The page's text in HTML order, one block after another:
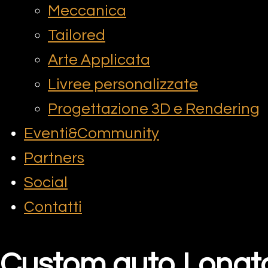
Meccanica
Tailored
Arte Applicata
Livree personalizzate
Progettazione 3D e Rendering
Eventi&Community
Partners
Social
Contatti